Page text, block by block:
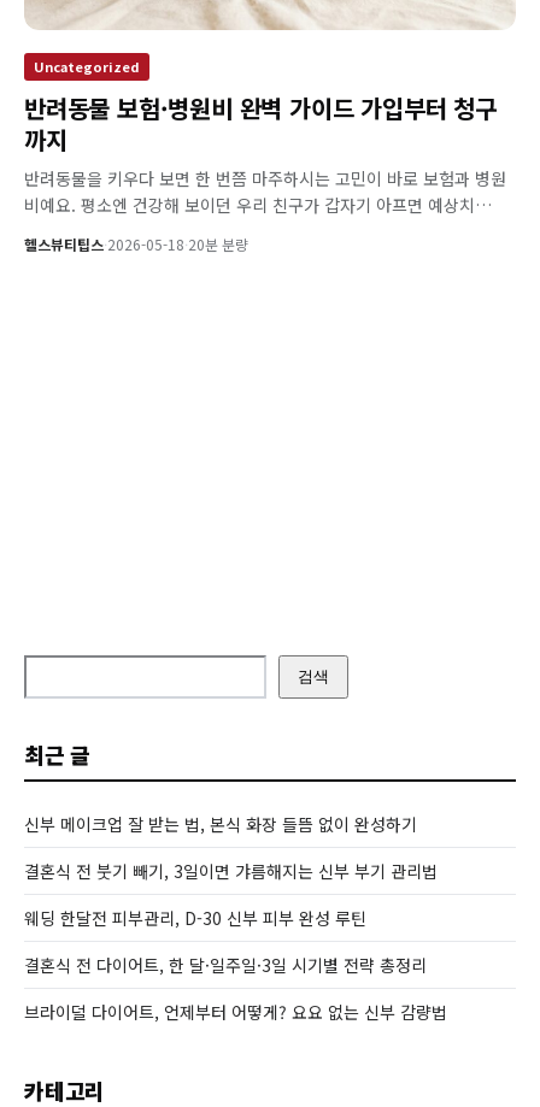
Uncategorized
반려동물 보험·병원비 완벽 가이드 가입부터 청구
까지
반려동물을 키우다 보면 한 번쯤 마주하시는 고민이 바로 보험과 병원
비예요. 평소엔 건강해 보이던 우리 친구가 갑자기 아프면 예상치…
헬스뷰티팁스·2026-05-18·20분 분량
검색
최근 글
신부 메이크업 잘 받는 법, 본식 화장 들뜸 없이 완성하기
결혼식 전 붓기 빼기, 3일이면 갸름해지는 신부 부기 관리법
웨딩 한달전 피부관리, D-30 신부 피부 완성 루틴
결혼식 전 다이어트, 한 달·일주일·3일 시기별 전략 총정리
브라이덜 다이어트, 언제부터 어떻게? 요요 없는 신부 감량법
카테고리